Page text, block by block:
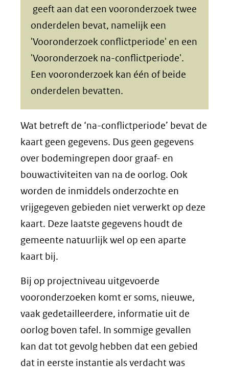
in
venster)
(verwijst
naar
andere
website)
geeft aan dat een vooronderzoek twee
onderdelen bevat, namelijk een
'Vooronderzoek conflictperiode' en een
'Vooronderzoek na-conflictperiode'.
Een vooronderzoek kan één of beide
onderdelen bevatten.
Wat betreft de ‘na-conflictperiode’ bevat de
kaart geen gegevens. Dus geen gegevens
over bodemingrepen door graaf- en
bouwactiviteiten van na de oorlog. Ook
worden de inmiddels onderzochte en
vrijgegeven gebieden niet verwerkt op deze
kaart. Deze laatste gegevens houdt de
gemeente natuurlijk wel op een aparte
kaart bij.
Bij op projectniveau uitgevoerde
vooronderzoeken komt er soms, nieuwe,
vaak gedetailleerdere, informatie uit de
oorlog boven tafel. In sommige gevallen
kan dat tot gevolg hebben dat een gebied
dat in eerste instantie als verdacht was